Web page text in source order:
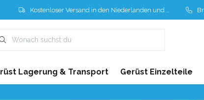
Kostenloser Versand in den Niederlanden und Belgien
Lagerung & Transport Gerüst Einzelteile